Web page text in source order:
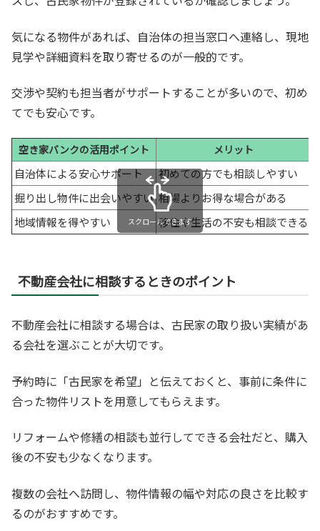
気になる物件があれば、自治体の担当窓口へ連絡し、現地
見学や詳細資料を取り寄せるのが一般的です。
交渉や契約も担当者がサポートすることが多いので、初め
てでも安心です。
空き家バンクの活用ポイント メリット
自治体による安心サポート
初めての方でも相談しやすい
掘り出し物件に出会いやすい 相場よりお得な場合がある
地域情報を得やすい
移住や生活の不安も相談できる
スクロールできます
不動産会社に相談するときのポイント
不動産会社に相談する場合は、古民家の取り扱い実績があ
る会社を選ぶことが大切です。
予約時に「古民家を希望」と伝えておくと、事前に条件に
合った物件リストを用意してもらえます。
リフォームや修繕の相談も並行してできる会社だと、購入
後の不安も少なくなります。
複数の会社へ訪問し、物件情報の幅や対応の良さを比較す
るのがおすすめです。